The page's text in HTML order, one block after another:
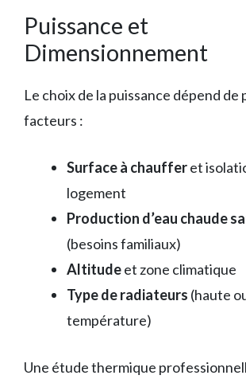
Puissance et
Dimensionnement
Le choix de la puissance dépend de
facteurs :
Surface à chaufferet
logement
Production d’eau chaude
(besoins familiaux)
Altitudeet zone climatique
Type de radiateurs (haute
température)
Une étude thermique